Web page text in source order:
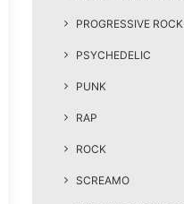
PROGRESSIVE ROCK
PSYCHEDELIC
PUNK
RAP
ROCK
SCREAMO